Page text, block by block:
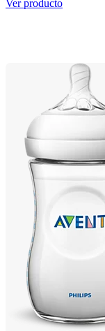
Ver producto